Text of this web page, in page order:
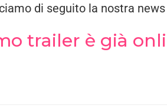
di seguito la nostra
trailer è già